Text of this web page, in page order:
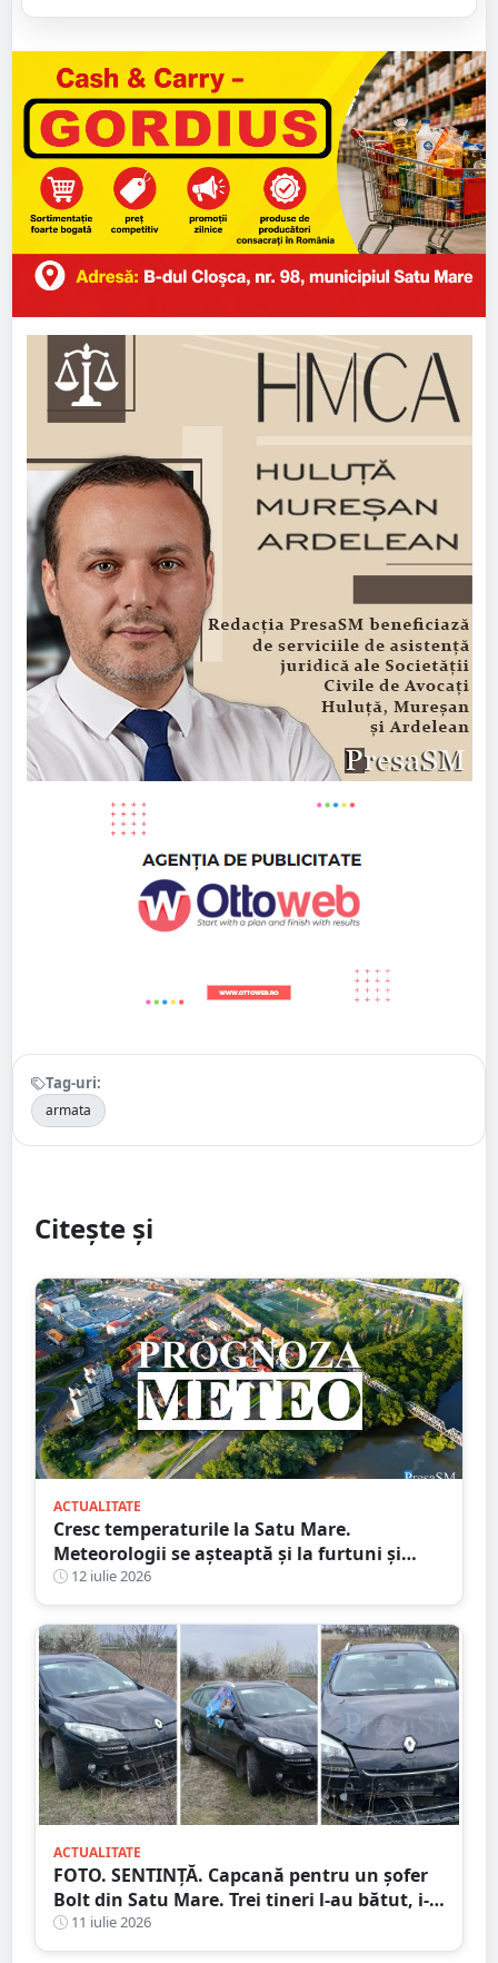
Tag-uri:
armata
Citește și
ACTUALITATE
Cresc temperaturile la Satu Mare.
Meteorologii se așteaptă și la furtuni și
vijelii. Prognoza meteo pentru săptămâna
următoare
12 iulie 2026
ACTUALITATE
FOTO. SENTINȚĂ. Capcană pentru un șofer
Bolt din Satu Mare. Trei tineri l-au bătut, i-
au furat mașina și banii după ce l-au
chemat prin aplicație
11 iulie 2026